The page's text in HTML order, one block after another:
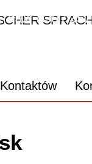
Fax: 030 / 357